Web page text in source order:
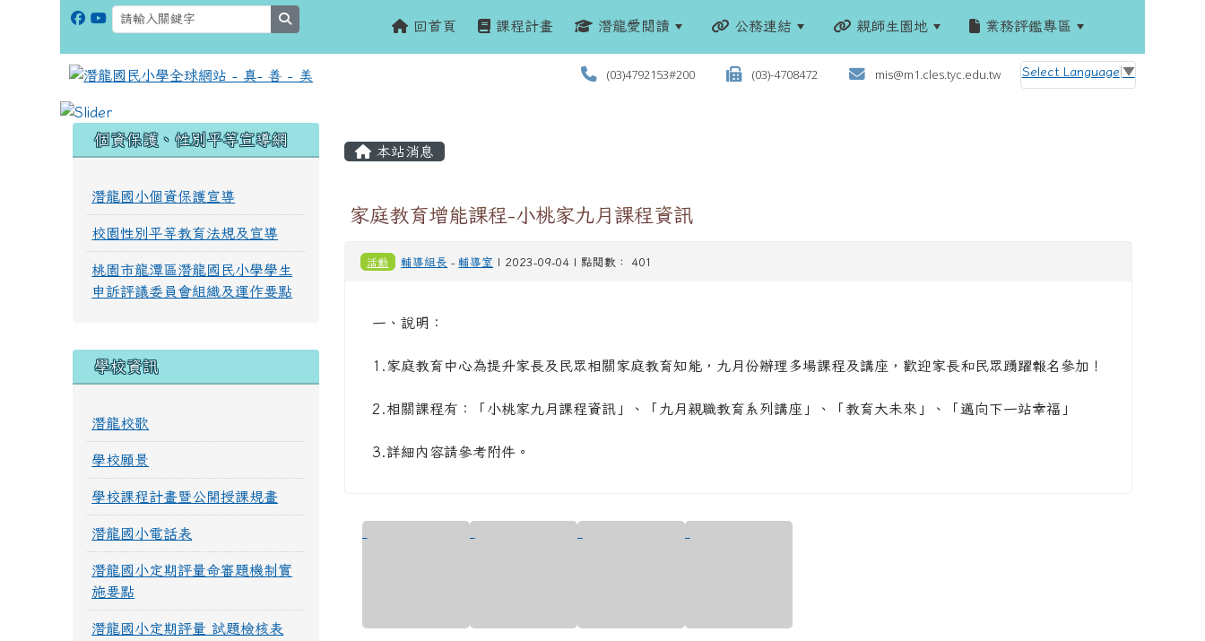
回首頁 課程計畫 潛龍愛閱讀 公務連結 親師生園地 業務評鑑專區
(03)4792153#200 (03)-4708472 mis@m1.cles.tyc.edu.tw Select Language ▼
本站消息
家庭教育增能課程-小桃家九月課程資訊
活動 輔導組長 -輔導室 | 2023-09-04 | 點閱數： 401
一、說明：
1.家庭教育中心為提升家長及民眾相關家庭教育知能，九月份辦理多場課程及講座，歡迎家長和民眾踴躍報名參加！
2.相關課程有：「小桃家九月課程資訊」、「九月親職教育系列講座」、「教育大未來」、「邁向下一站幸福」
3.詳細內容請參考附件。
個資保護、性別平等宣導網
潛龍國小個資保護宣導
校園性別平等教育法規及宣導
桃園市龍潭區潛龍國民小學學生
申訴評議委員會組織及運作要點
學校資訊
潛龍校歌
學校願景
學校課程計畫暨公開授課規畫
潛龍國小電話表
潛龍國小定期評量命審題機制實
施要點
潛龍國小定期評量 試題檢核表